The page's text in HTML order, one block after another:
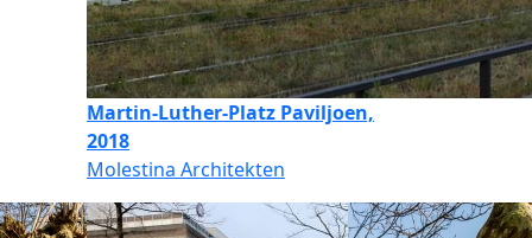
Martin-Luther-Platz Paviljoen,
2018
Molestina Architekten